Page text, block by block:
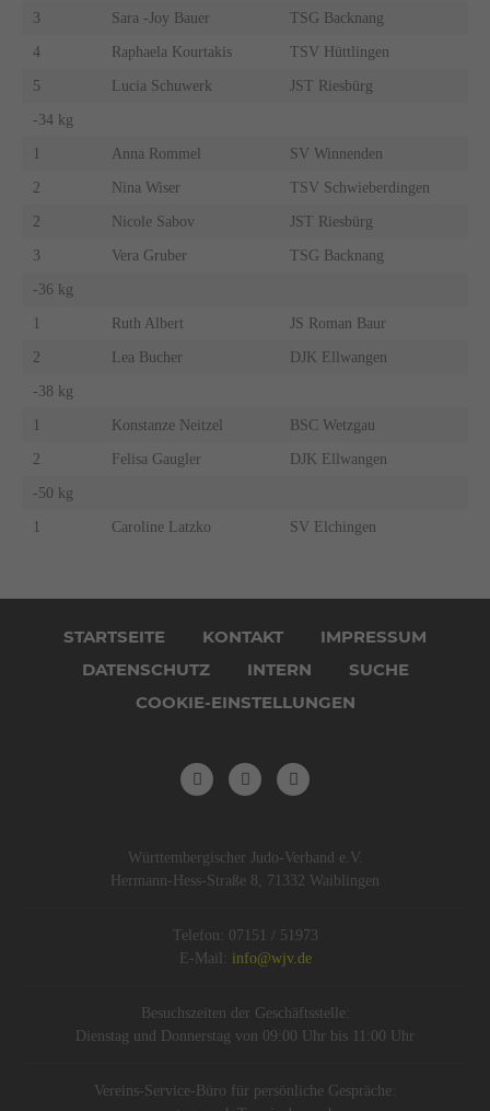
3 Sara -Joy Bauer TSG Backnang
4 Raphaela Kourtakis TSV Hüttlingen
5 Lucia Schuwerk JST Riesbürg
-34 kg
1 Anna Rommel SV Winnenden
2 Nina Wiser TSV Schwieberdingen
2 Nicole Sabov JST Riesbürg
3 Vera Gruber TSG Backnang
-36 kg
1 Ruth Albert JS Roman Baur
2 Lea Bucher DJK Ellwangen
-38 kg
1 Konstanze Neitzel BSC Wetzgau
2 Felisa Gaugler DJK Ellwangen
-50 kg
1 Caroline Latzko SV Elchingen
überspringenSTARTSEITE KONTAKT
IMPRESSUM
DATENSCHUTZ
INTERN
SUCHE
COOKIE-EINSTELLUNGEN
Württembergischer Judo-Verband e.V.
Hermann-Hess-Straße 8, 71332 Waiblingen
Telefon: 07151 / 51973
E-Mail: info@wjv.de
Besuchszeiten der Geschäftsstelle:
Dienstag und Donnerstag von 09:00 Uhr bis 11:00 Uhr
Vereins-Service-Büro für persönliche Gespräche: